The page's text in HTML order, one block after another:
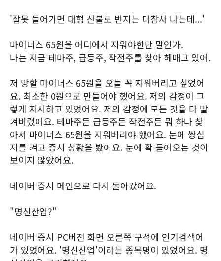
'잘못 들어가면 대형 산불로 번지는 대참사 나는데...'
마이너스 65원을 어디에서 지워야한단 말인가.
나는 지금 테마주, 급등주, 작전주를 찾아 헤매고 있어.
저 망할 마이너스 65원을 오늘 꼭 지워버리고 싶었어
요. 최소한 0원으로 만들어야 했어요. 저의 감정이 그
렇게 지시하고 있었어요. 저의 감정에 모든 것을 다 맡
겨버렸어요. 테마주든 급등주든 작전주든 뭐 하나 찾
아서 마이너스 65원을 지워버려야 했어요. 눈에 쌍심
지를 켜고 증시 상황을 봤어요. 눈에 확 들어오는 것이
보이지 않았어요.
네이버 증시 메인으로 다시 돌아갔어요.
"명신산업?"
네이버 증시 PC버전 화면 오른쪽 구석에 인기검색어
가 있었어요. '명신산업'이라는 종목명이 있었어요. 명